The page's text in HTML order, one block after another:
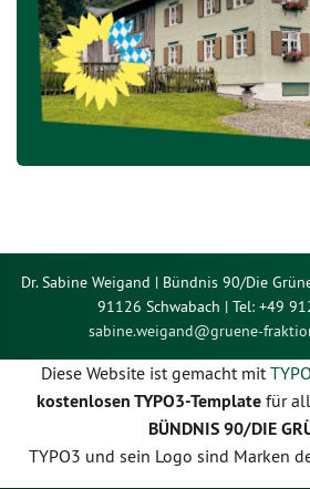
Dr. Sabine Weigand | Bündnis 90/Die
91126 Schwabach | Tel: +49
sabine.weigand@gruene-
Diese Website ist gemacht mit
kostenlosen TYPO3-Templatefür
BÜNDNIS 90/DIE
TYPO3 und sein Logo sind Marken